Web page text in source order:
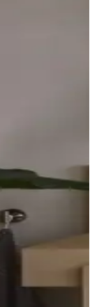
ducha y
Su
del grifo con
al tacto.
ergonómico,
a relajarse